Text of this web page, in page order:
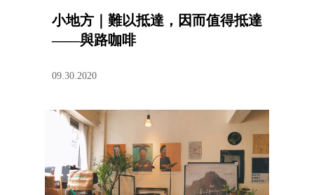
小地方｜難以抵達，因而值得抵達
——與路咖啡
09.30.2020